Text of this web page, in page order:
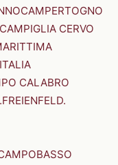
CAMPERTOGNO
CAMPIGLIA CERVO
CALABRO